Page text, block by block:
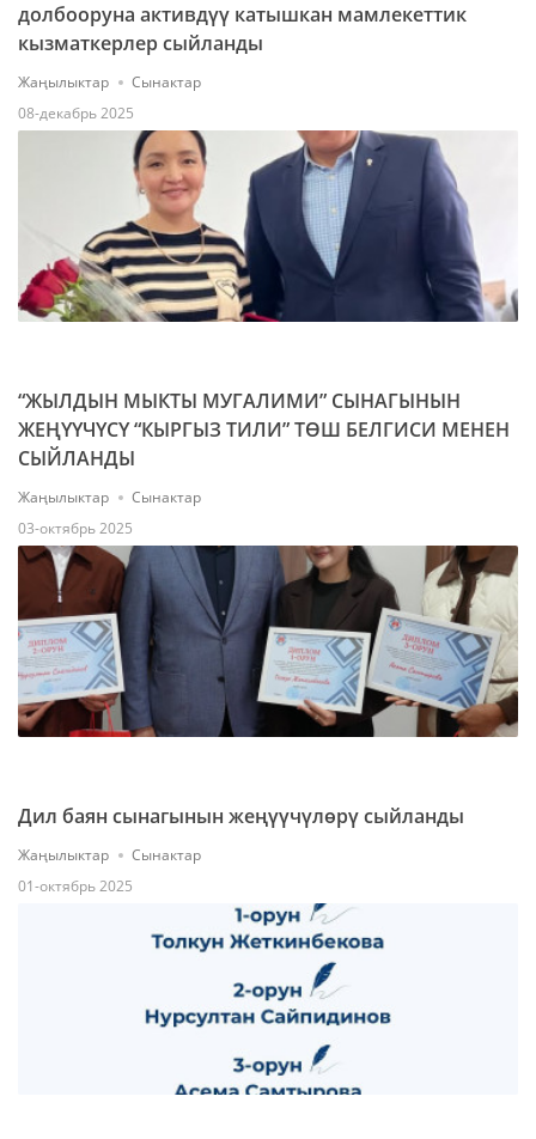
долбооруна активдүү катышкан мамлекеттик
кызматкерлер сыйланды
Жаңылыктар
Сынактар
08-декабрь 2025
“ЖЫЛДЫН МЫКТЫ МУГАЛИМИ” СЫНАГЫНЫН
ЖЕҢҮҮЧҮСҮ “КЫРГЫЗ ТИЛИ” ТӨШ БЕЛГИСИ МЕНЕН
СЫЙЛАНДЫ
Жаңылыктар
Сынактар
03-октябрь 2025
Дил баян сынагынын жеңүүчүлөрү сыйланды
Жаңылыктар
Сынактар
01-октябрь 2025